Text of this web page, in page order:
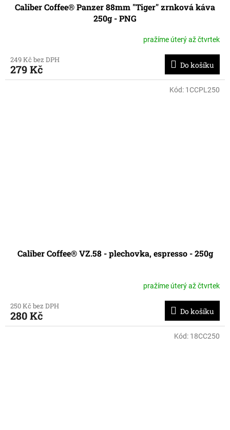
Caliber Coffee® Panzer 88mm "Tiger" zrnková káva
250g - PNG
pražíme úterý až čtvrtek
249 Kč bez DPH
279 Kč Do košíku
Caliber Coffee® VZ.58 - plechovka, espresso - 250g
pražíme úterý až čtvrtek
250 Kč bez DPH
280 Kč Do košíku
Kód: 1CCPL250
Kód: 18CC250